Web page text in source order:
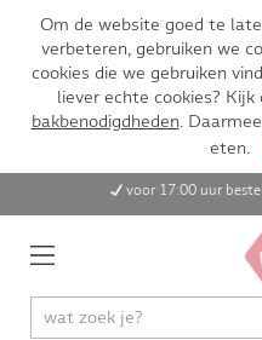
Om de website goed te
verbeteren, gebruiken we
cookies die we gebruiken
liever echte cookies?
bakbenodigdheden.
eten.
voor 17:00 uur